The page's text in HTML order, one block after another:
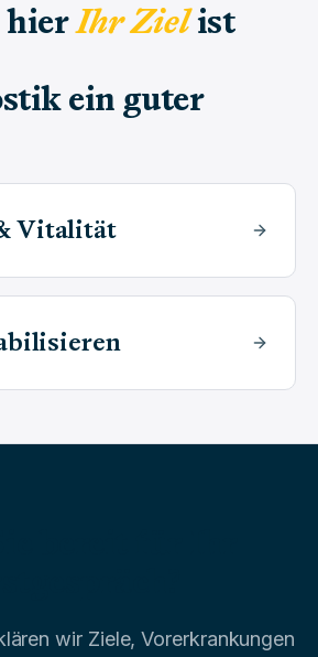
hierIhr Zielist
ein guter
Vitalität
wir Ziele, Vorerkrankungen